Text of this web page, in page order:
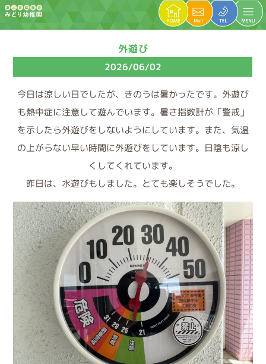
外遊び
2026/06/02
今日は涼しい日でしたが、きのうは暑かったです。外遊び
も熱中症に注意して遊んでいます。暑さ指数計が「警戒」
を示したら外遊びをしないようにしています。また、気温
の上がらない早い時間に外遊びをしています。日陰も涼し
くしてくれています。
昨日は、水遊びもしました。とても楽しそうでした。